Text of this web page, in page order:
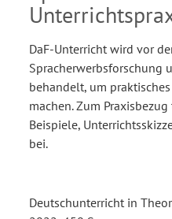
DaF-Unterricht wird vor
Spracherwerbsforschung
behandelt, um
machen. Zum
Beispiele,
bei.
Deutschunterricht in